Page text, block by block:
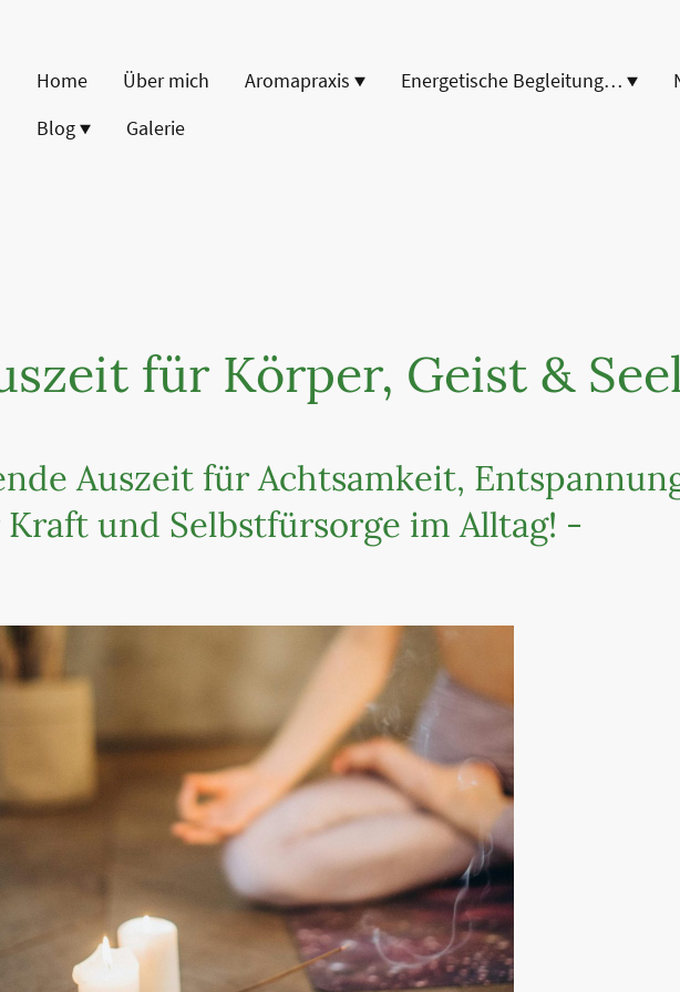
Home Über mich Aromapraxis Energetische Begleitungen
Blog
Galerie
für Körper, Geist &
Auszeit für Achtsamkeit,
und Selbstfürsorge im Alltag! -